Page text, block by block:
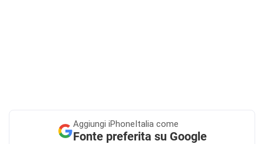
Aggiungi iPhoneItalia come
Fonte preferita su Google